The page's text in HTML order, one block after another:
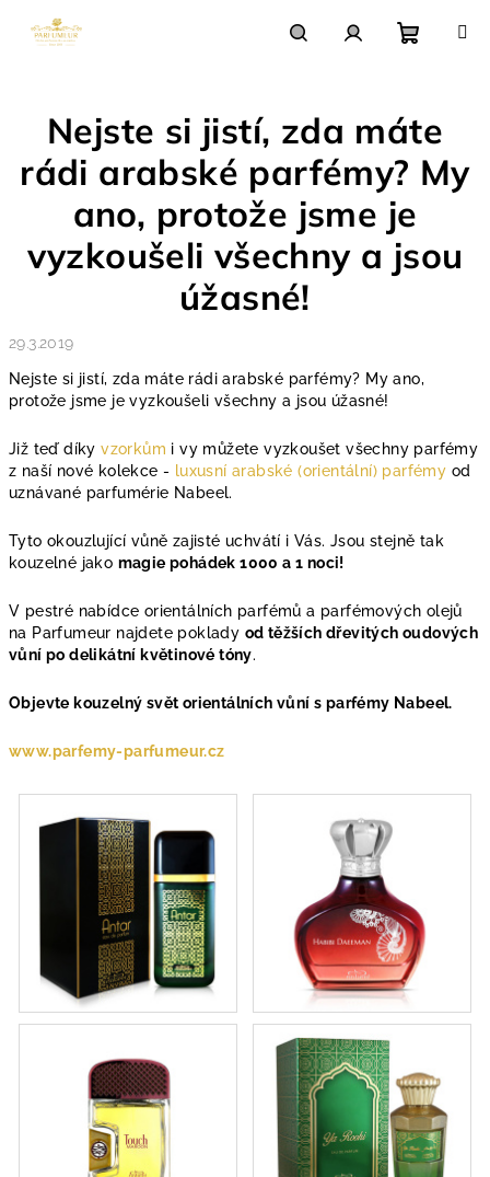
košík
Nejste si jistí, zda máte
rádi arabské parfémy? My
ano, protože jsme je
vyzkoušeli všechny a jsou
úžasné!
29.3.2019
Nejste si jistí, zda máte rádi arabské parfémy? My ano,
protože jsme je vyzkoušeli všechny a jsou úžasné!
Již teď díkyvzorkům i vy můžete vyzkoušet všechny parfémy
z naší nové kolekce - luxusní arabské (orientální) parfémy od
uznávané parfumérie Nabeel.
Tyto okouzlující vůně zajisté uchvátí i Vás. Jsou stejně tak
kouzelné jako magie pohádek 1000 a 1 noci!
V pestré nabídce orientálních parfémů a parfémových olejů
na Parfumeur najdete poklady od těžších dřevitých oudových
vůní po delikátní květinové tóny.
Objevte kouzelný svět orientálních vůní s parfémy Nabeel.
www.parfemy-parfumeur.cz